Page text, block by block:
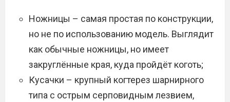
Ножницы – самая простая по конструкции,
но не по использованию модель. Выглядит
как обычные ножницы, но имеет
закруглённые края, куда пройдёт коготь;
Кусачки – крупный когтерез шарнирного
типа с острым серповидным лезвием,